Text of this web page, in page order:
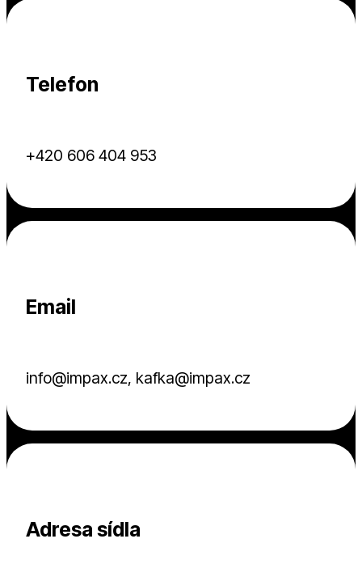
Telefon
+420 606 404 953
Email
info@impax.cz, kafka@impax.cz
Adresa sídla